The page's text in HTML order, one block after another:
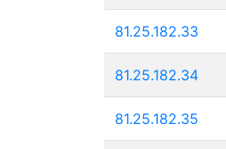
81.25.182.33
81.25.182.34
81.25.182.35